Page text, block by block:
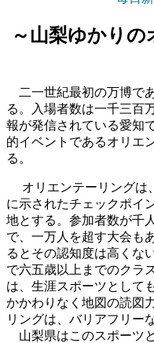
～山梨ゆかり
二一世紀最初の万博で
る。入場者数は一千三百
報が発信されている愛知
的イベントであるオリエ
る。
オリエンテーリングは
に示されたチェックポイ
地とする。参加者数が千
で、一万人を超す大会も
るとその認知度は高くな
で六五歳以上までのクラ
は、生涯スポーツとして
かかわりなく地図の読図
リングは、バリアフリー
山梨県はこのスポーツ